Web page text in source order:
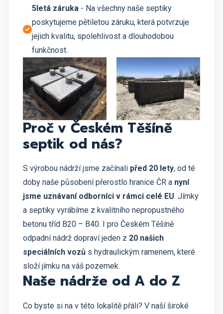
5letá záruka- Na všechny naše septiky
poskytujeme pětiletou záruku, která potvrzuje
jejich kvalitu, spolehlivost a dlouhodobou
funkčnost.
Proč v Českém Těšíně
septik od nás?
S výrobou nádrží jsme začínali před 20 lety, od té
doby naše působení přerostlo hranice ČR a nyní
jsme uznávaní odborníci v rámci celé EU. Jímky
a septiky vyrábíme z kvalitního nepropustného
betonu tříd B20 – B40. I pro Českém Těšíně
odpadní nádrž dopraví jeden z 20 našich
speciálních vozůs hydraulickým ramenem, které
složí jímku na váš pozemek.
Naše nádrže od A do Z
Co byste si na v této lokalitě přáli? V naší široké